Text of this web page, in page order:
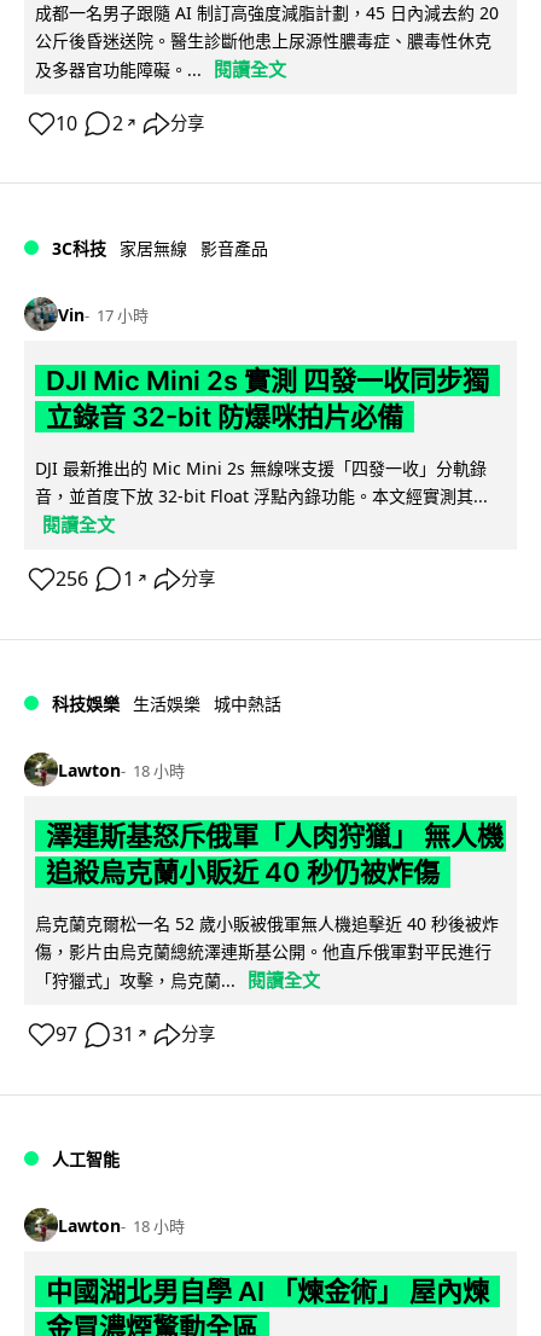
成都一名男子跟隨 AI 制訂高強度減脂計劃，45 日內減去約 20
公斤後昏迷送院。醫生診斷他患上尿源性膿毒症、膿毒性休克
及多器官功能障礙。...
閱讀全文
10 2 ↗ 分享
3C科技 家居無線 影音產品
Vin 17 小時
DJI Mic Mini 2s 實測 四發一收同步獨
立錄音 32-bit 防爆咪拍片必備
DJI 最新推出的 Mic Mini 2s 無線咪支援「四發一收」分軌錄
音，並首度下放 32-bit Float 浮點內錄功能。本文經實測其...
閱讀全文
256 1 ↗ 分享
科技娛樂 生活娛樂 城中熱話
Lawton 18 小時
澤連斯基怒斥俄軍「人肉狩獵」 無人機
追殺烏克蘭小販近 40 秒仍被炸傷
烏克蘭克爾松一名 52 歲小販被俄軍無人機追擊近 40 秒後被炸
傷，影片由烏克蘭總統澤連斯基公開。他直斥俄軍對平民進行
「狩獵式」攻擊，烏克蘭...
閱讀全文
97 31 ↗ 分享
人工智能
Lawton 18 小時
中國湖北男自學 AI 「煉金術」 屋內煉
金冒濃煙驚動全區